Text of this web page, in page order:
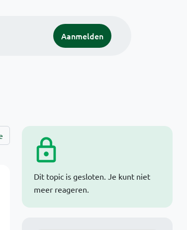
Aanmelden
Dit topic is gesloten. Je kunt niet
meer reageren.